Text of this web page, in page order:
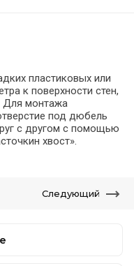
пластиковых или
к поверхности стен,
Для монтажа
под дюбель
с другом с помощью
хвост».
Следующий